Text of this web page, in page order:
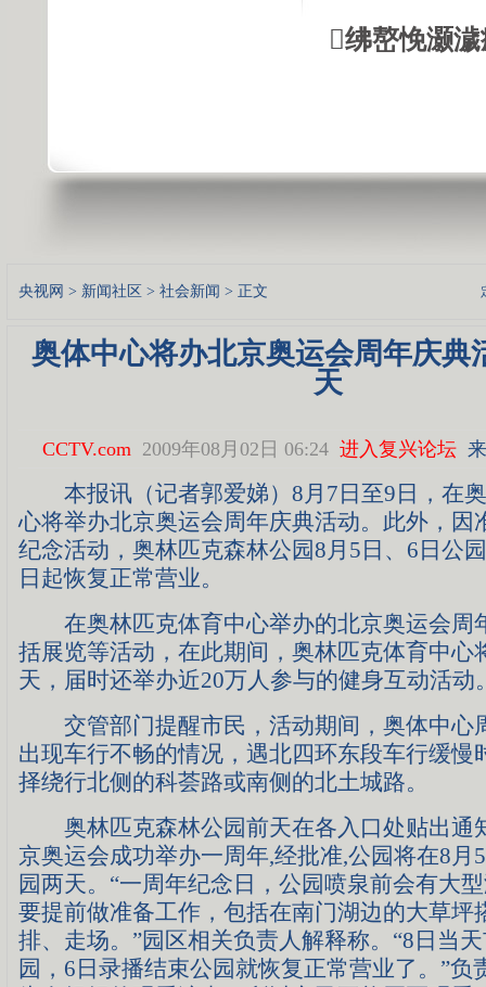
绋嶅悗灏
央视网 > 新闻社区 > 社会新闻 > 正文
奥体中心将办北京奥运会周年庆典
天
CCTV.com 2009年08月02日 06:24 进入复兴论坛来
本报讯（记者郭爱娣）8月7日至9日，在
心将举办北京奥运会周年庆典活动。此外，因
纪念活动，奥林匹克森林公园8月5日、6日公
日起恢复正常营业。
在奥林匹克体育中心举办的北京奥运会周
括展览等活动，在此期间，奥林匹克体育中心
天，届时还举办近20万人参与的健身互动活动
交管部门提醒市民，活动期间，奥体中心
出现车行不畅的情况，遇北四环东段车行缓慢
择绕行北侧的科荟路或南侧的北土城路。
奥林匹克森林公园前天在各入口处贴出通
京奥运会成功举办一周年,经批准,公园将在8月
园两天。“一周年纪念日，公园喷泉前会有大
要提前做准备工作，包括在南门湖边的大草坪
排、走场。”园区相关负责人解释称。“8日当
园，6日录播结束公园就恢复正常营业了。”负